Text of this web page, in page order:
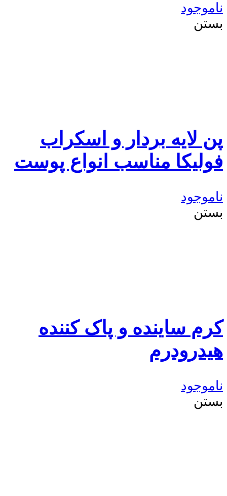
ناموجود
بستن
پن لایه بردار و اسکراب
فولیکا مناسب انواع پوست
ناموجود
بستن
کرم ساینده و پاک کننده
هیدرودرم
ناموجود
بستن